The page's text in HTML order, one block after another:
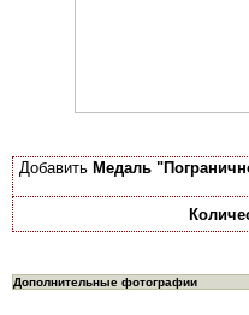
Добавить Медаль
Дополнительные фотографии